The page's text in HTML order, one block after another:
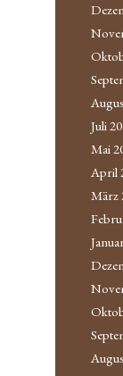
Juli
Mai
April
März